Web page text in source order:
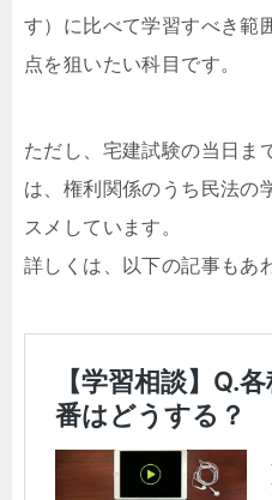
す）に比べて学習すべき範
点を狙いたい科目です。
ただし、宅建試験の当日ま
は、権利関係のうち民法の
スメしています。
詳しくは、以下の記事もあ